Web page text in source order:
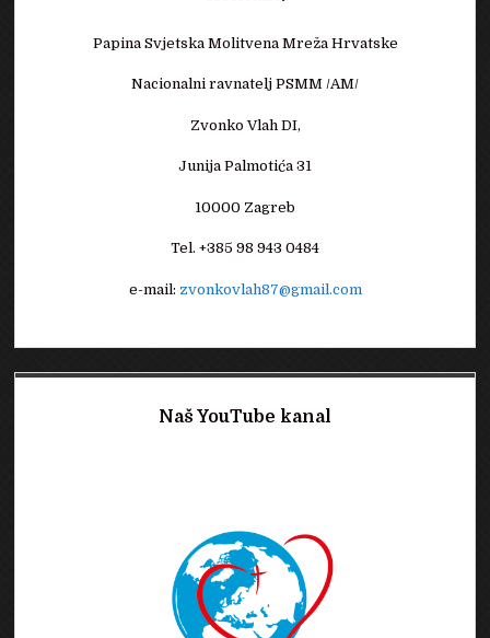
Papina Svjetska Molitvena Mreža Hrvatske
Nacionalni ravnatelj PSMM /AM/
Zvonko Vlah DI,
Junija Palmotića 31
10000 Zagreb
Tel. +385 98 943 0484
e-mail: zvonkovlah87@gmail.com
Naš YouTube kanal